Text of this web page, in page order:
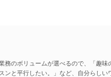
務のボリュームが選べるので、「趣味
ンと平行したい。」など、自分らしい